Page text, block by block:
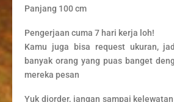
Panjang 100 cm
Pengerjaan cuma 7 hari kerja loh!
Kamu juga bisa request ukuran,
banyak orang yang puas banget
mereka pesan
Yuk diorder, jangan sampai